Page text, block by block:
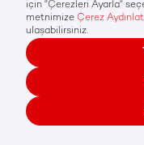
Her hakkı Akbank